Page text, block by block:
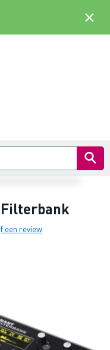
een review
×